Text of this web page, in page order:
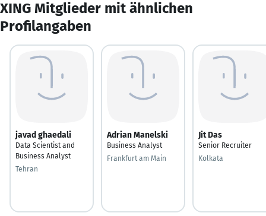
XING Mitglieder mit ähnlichen
Profilangaben
javad ghaedali
Data Scientist and
Business Analyst
Tehran
Adrian Manelski
Business Analyst
Frankfurt am Main
Jit Das
Senior Recruiter
Kolkata